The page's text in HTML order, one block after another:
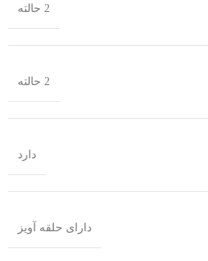
2 حالته
2 حالته
دارد
دارای حلقه آویز